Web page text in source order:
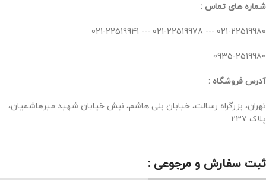
شماره های تماس :
021-22519980 --- 021-22519978 --- 021-22519941
0935-2519980
آدرس فروشگاه :
تهران، بزرگراه رسالت، خیابان بنی هاشم، نبش خیابان شهید میرهاشمیان،
پلاک 237
ثبت سفارش و مرجوعی :